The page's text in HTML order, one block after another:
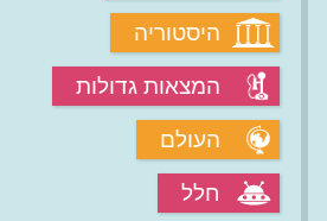
היסטוריה
המצאות גדולות
העולם
חלל